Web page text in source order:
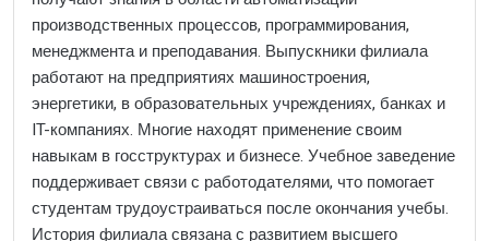
производственных процессов, программирования,
менеджмента и преподавания. Выпускники филиала
работают на предприятиях машиностроения,
энергетики, в образовательных учреждениях, банках и
IT-компаниях. Многие находят применение своим
навыкам в госструктурах и бизнесе. Учебное заведение
поддерживает связи с работодателями, что помогает
студентам трудоустраиваться после окончания учебы.
История филиала связана с развитием высшего